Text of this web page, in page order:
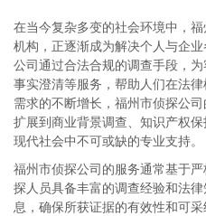
在当今复杂多变的社会环境中，
机构，正逐渐成为解决个人与企
公司通过合法合规的调查手段，
事实澄清等服务，帮助人们在法
需求的不断增长，福州市侦探公
扩展到商业背景调查、知识产权
现代社会中不可或缺的专业支持。
福州市侦探公司的服务通常基于
探人员具备丰富的调查经验和法
息，确保所获证据的有效性和可